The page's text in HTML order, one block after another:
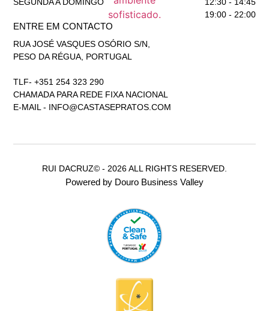
SEGUNDA A DOMINGO
12:30 - 14:45
19:00 - 22:00
ENTRE EM CONTACTO
RUA JOSÉ VASQUES OSÓRIO S/N,
PESO DA RÉGUA, PORTUGAL
TLF- +351 254 323 290
CHAMADA PARA REDE FIXA NACIONAL
E-MAIL - INFO@CASTASEPRATOS.COM
RUI DACRUZ© - 2026 ALL RIGHTS RESERVED.
Powered by Douro Business Valley